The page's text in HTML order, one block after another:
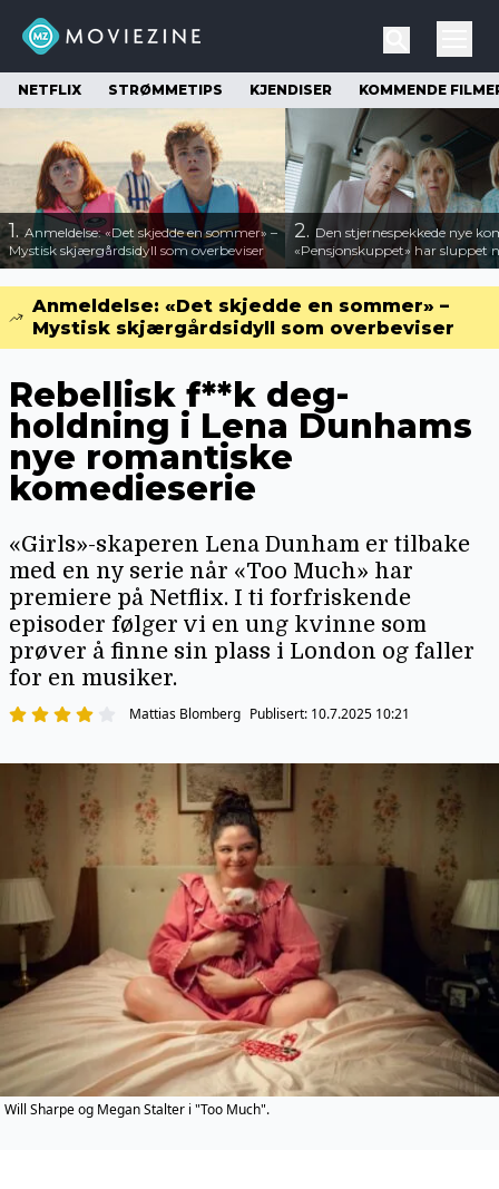
NETFLIX STRØMMETIPS KJENDISER KOMMENDE
1.Anmeldelse: «Det skjedde en sommer» –
Mystisk skjærgårdsidyll som overbeviser
2. Den stjernespekkede nye
«Pensjonskuppet» har sluppet
Anmeldelse: «Det skjedde en sommer» –
Mystisk skjærgårdsidyll som overbeviser
Rebellisk f**k deg-
holdning i Lena Dunhams
nye romantiske
komedieserie
«Girls»-skaperen Lena Dunham er tilbake
med en ny serie når «Too Much» har
premiere på Netflix. I ti forfriskende
episoder følger vi en ung kvinne som
prøver å finne sin plass i London og faller
for en musiker.
Mattias Blomberg Publisert: 10.7.2025 10:21
Will Sharpe og Megan Stalter i "Too Much".